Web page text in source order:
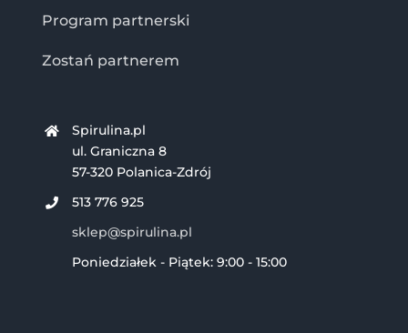
Program partnerski
Zostań partnerem
Spirulina.pl
ul. Graniczna 8
57-320 Polanica-Zdrój
513 776 925
sklep@spirulina.pl
Poniedziałek - Piątek: 9:00 - 15:00